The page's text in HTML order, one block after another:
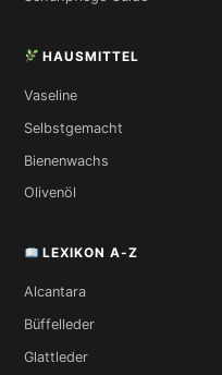
HAUSMITTEL
Vaseline
Selbstgemacht
Bienenwachs
Olivenöl
LEXIKON A-Z
Alcantara
Büffelleder
Glattleder